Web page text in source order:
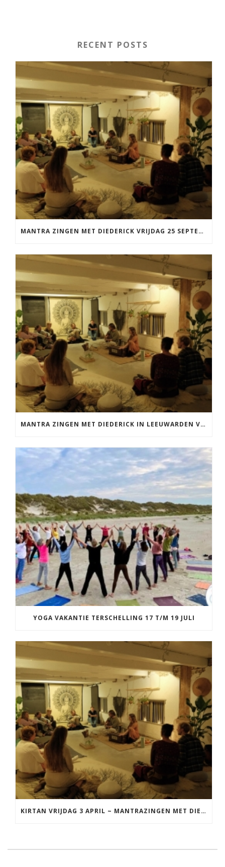
RECENT POSTS
MANTRA ZINGEN MET DIEDERICK VRIJDAG 25 SEPTEMBER EN 20 NOVEMBER
MANTRA ZINGEN MET DIEDERICK IN LEEUWARDEN VRIJDAG 12 JUNI KIRTAN
YOGA VAKANTIE TERSCHELLING 17 T/M 19 JULI
KIRTAN VRIJDAG 3 APRIL ~ MANTRAZINGEN MET DIEDERICK IN LEEUWARDEN